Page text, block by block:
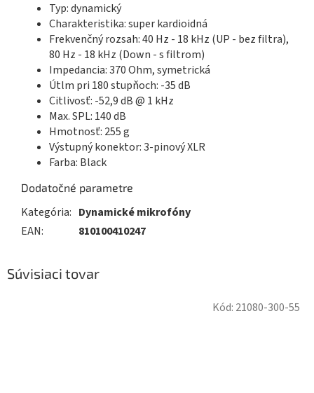
Typ: dynamický
Charakteristika: super kardioidná
Frekvenčný rozsah: 40 Hz - 18 kHz (UP - bez filtra),
80 Hz - 18 kHz (Down - s filtrom)
Impedancia: 370 Ohm, symetrická
Útlm pri 180 stupňoch: -35 dB
Citlivosť: -52,9 dB @ 1 kHz
Max. SPL: 140 dB
Hmotnosť: 255 g
Výstupný konektor: 3-pinový XLR
Farba: Black
Dodatočné parametre
Kategória: Dynamické mikrofóny
EAN: 810100410247
Súvisiaci tovar
Kód: 21080-300-55